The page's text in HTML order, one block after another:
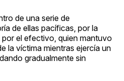
de una serie de
de ellas pacíficas, por la
el efectivo, quien mantuvo
la víctima mientras ejercía un
gradualmente sin